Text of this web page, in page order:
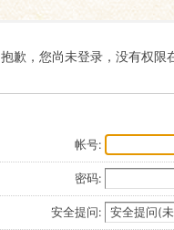
抱歉，您尚未登录，没有权限
帐号:
密码:
安全提问: